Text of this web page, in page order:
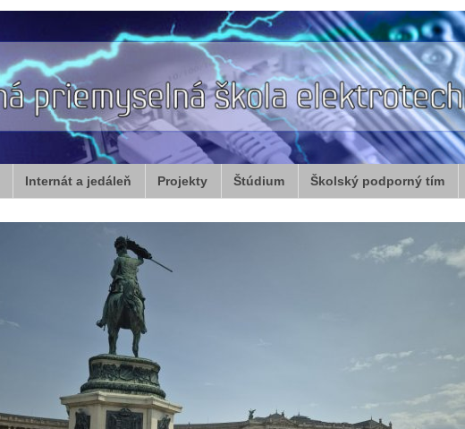
Internát a jedáleň Projekty Štúdium Školský podporný tím